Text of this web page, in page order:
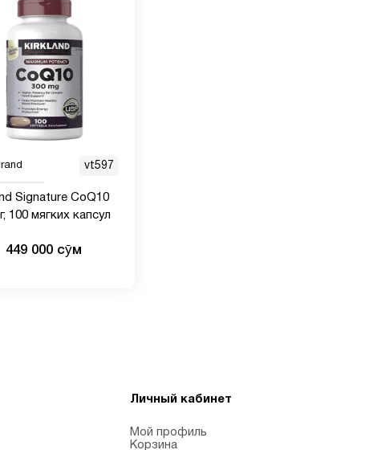
vt597
Signature CoQ10
100 мягких капсул
449 000 сӯм
Личный кабинет
Мой профиль
Корзина